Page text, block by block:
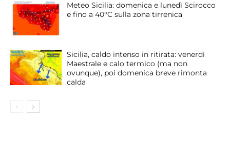
Meteo Sicilia: domenica e lunedì Scirocco
e fino a 40°C sulla zona tirrenica
Sicilia, caldo intenso in ritirata: venerdì
Maestrale e calo termico (ma non
ovunque), poi domenica breve rimonta
calda